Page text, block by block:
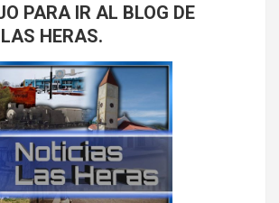
PARA IR AL BLOG DE
HERAS.